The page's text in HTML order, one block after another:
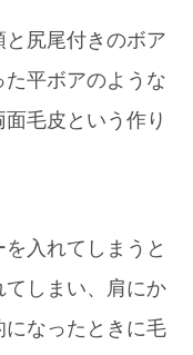
尻尾付きのボア
平ボアのような
毛皮という作り
入れてしまうと
てしまい、肩にか
なったときに毛